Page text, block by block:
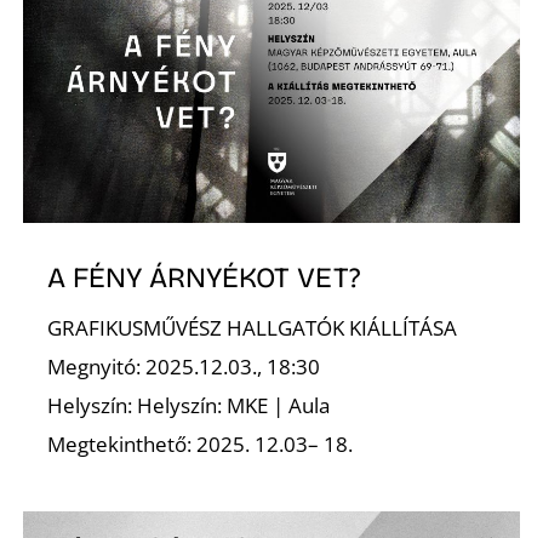
A FÉNY ÁRNYÉKOT VET?
GRAFIKUSMŰVÉSZ HALLGATÓK KIÁLLÍTÁSA
Megnyitó: 2025.12.03., 18:30
Helyszín: Helyszín: MKE | Aula
Megtekinthető: 2025. 12.03– 18.